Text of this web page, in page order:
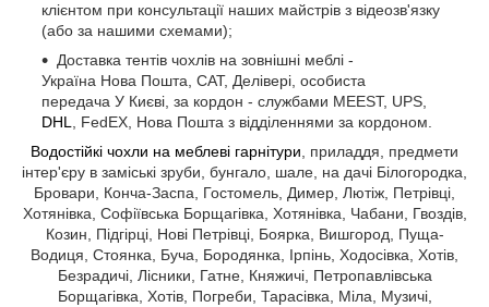
клієнтом при консультації наших майстрів з відеозв'язку
(або за нашими схемами);
Доставка тентів чохлів на зовнішні меблі -
Україна Нова Пошта, САТ, Делівері, особиста
передача У Києві, за кордон - службами MEEST, UPS,
DHL, FedEX, Нова Пошта з відділеннями за кордоном.
Водостійкі чохли на меблеві гарнітури, приладдя, предмети
інтер'єру в заміські зруби, бунгало, шале, на дачі Білогородка,
Бровари, Конча-Заспа, Гостомель, Димер, Лютіж, Петрівці,
Хотянівка, Софіївська Борщагівка, Хотянівка, Чабани, Гвоздів,
Козин, Підгірці, Нові Петрівці, Боярка, Вишгород, Пуща-
Водиця, Стоянка, Буча, Бородянка, Ірпінь, Ходосівка, Хотів,
Безрадичі, Лісники, Гатне, Княжичі, Петропавлівська
Борщагівка, Хотів, Погреби, Тарасівка, Міла, Музичі,